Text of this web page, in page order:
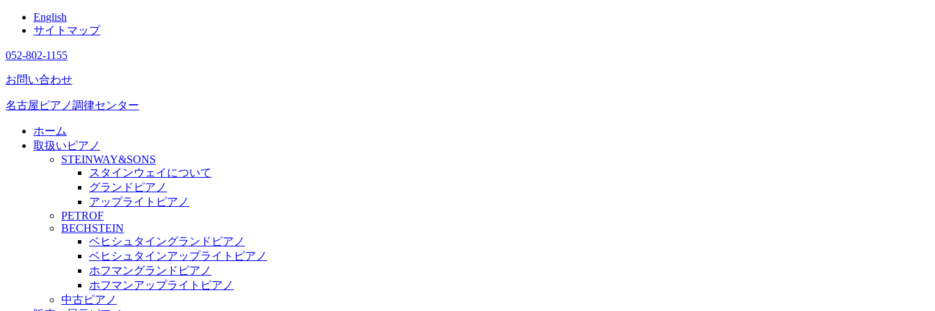
English
サイトマップ
052-802-1155
お問い合わせ
名古屋ピアノ調律センター
ホーム
取扱いピアノ
STEINWAY&SONS
スタインウェイについて
グランドピアノ
アップライトピアノ
PETROF
BECHSTEIN
ベヒシュタイングランドピアノ
ベヒシュタインアップライトピアノ
ホフマングランドピアノ
ホフマンアップライトピアノ
中古ピアノ